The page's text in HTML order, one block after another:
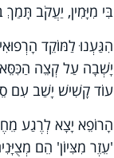
בִּי מִיָּמִין, יַעֲקֹב
הִגַּעְנוּ לַמּוֹקֵד
יָשְׁבָה עַל קְצֵה
עוֹד קָשִׁישׁ יָשַׁב עִם
הָרוֹפֵא יָצָא לְרֶגַע
'עֵזֶר מִצִּיוֹן' הֵם